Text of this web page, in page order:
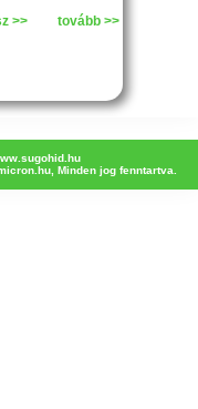
>> tovább >>
, Minden jog fenntartva.